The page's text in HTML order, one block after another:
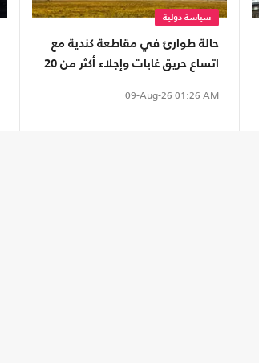
سياسة دولية
حالة طوارئ في مقاطعة كندية مع
اتساع حريق غابات وإجلاء أكثر من 20
09-Aug-26 01:26 AM